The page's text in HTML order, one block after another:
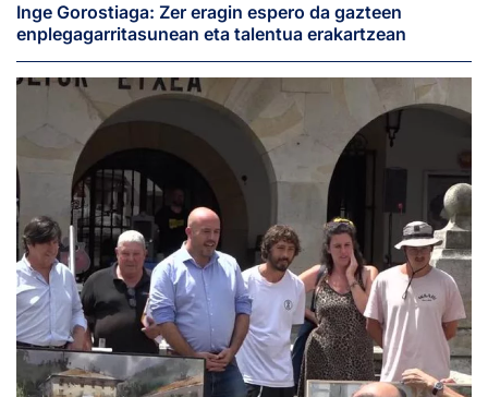
Inge Gorostiaga: Zer eragin espero da gazteen
enplegagarritasunean eta talentua erakartzean